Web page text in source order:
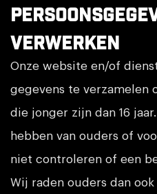
verwerken
Onze website en/of
gegevens te verzamelen
die jonger zijn dan 16
hebben van ouders of
niet controleren of een
Wij raden ouders dan